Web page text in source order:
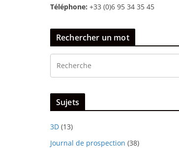
Téléphone: +33 (0)6 95 34 35 45
Rechercher un mot
Sujets
3D (13)
Journal de prospection (38)